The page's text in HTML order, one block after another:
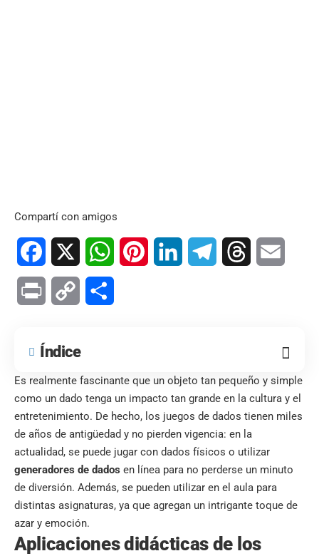
Compartí con amigos
Facebook WhatsAppPinterest LinkedIn TelegramThreads
Print Copy
Índice
Es realmente fascinante que un objeto tan pequeño y simple
como un dado tenga un impacto tan grande en la cultura y el
entretenimiento. De hecho, los juegos de dados tienen miles
de años de antigüedad y no pierden vigencia: en la
actualidad, se puede jugar con dados físicos o utilizar
generadores de dados en línea para no perderse un minuto
de diversión. Además, se pueden utilizar en el aula para
distintas asignaturas, ya que agregan un intrigante toque de
azar y emoción.
Aplicaciones didácticas de los